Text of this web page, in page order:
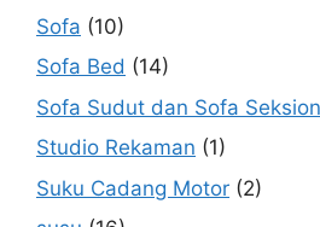
Sofa (10)
Sofa Bed (14)
Sofa Sudut dan Sofa
Studio Rekaman (1)
Suku Cadang Motor (2)